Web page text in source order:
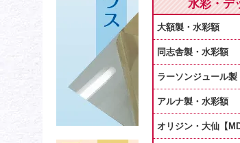
水彩・デ
大額製・水彩額
同志舎製・水彩額
ラーソンジュール製
アルナ製・水彩額
オリジン・大仙【